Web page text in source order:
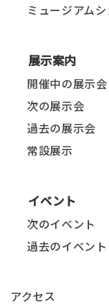
ミュージアム
展示案内
開催中の展示会
次の展示会
過去の展示会
常設展示
イベント
次のイベント
過去のイベント
アクセス